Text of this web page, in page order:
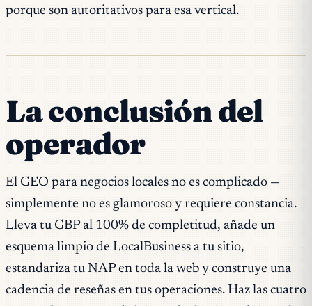
porque son autoritativos para esa vertical.
La conclusión del
operador
El GEO para negocios locales no es complicado —
simplemente no es glamoroso y requiere constancia.
Lleva tu GBP al 100% de completitud, añade un
esquema limpio de LocalBusiness a tu sitio,
estandariza tu NAP en toda la web y construye una
cadencia de reseñas en tus operaciones. Haz las cuatro